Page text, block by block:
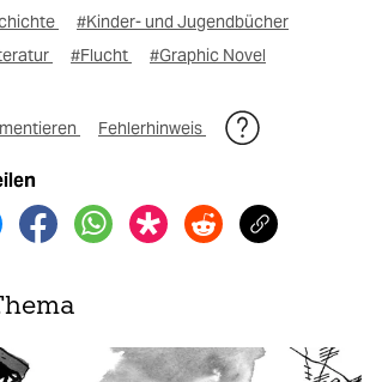
#Kinder- und Jugendbücher
#Flucht #Graphic Novel
Fehlerhinweis